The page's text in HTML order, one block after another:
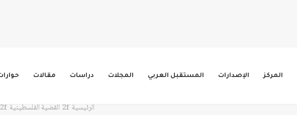
المركز الإصدارات المستقبل العربي المجلات دراسات مقالات
الرئيسية القضية الفلسطينية